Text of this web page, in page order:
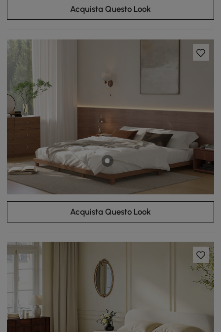
Acquista Questo Look
Acquista Questo Look